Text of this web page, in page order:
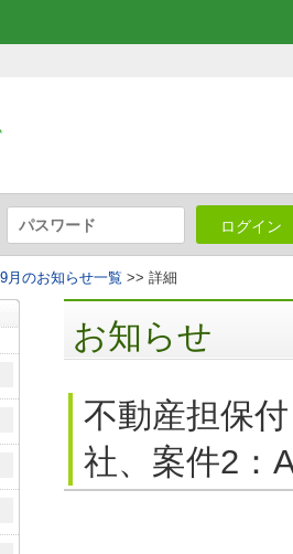
ログイン
月のお知らせ一覧 >> 詳細
お知らせ
不動産担保
社、案件2：